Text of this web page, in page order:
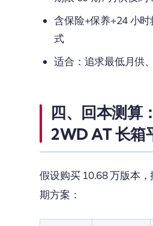
含保险+保养+24 小
式
适合：追求最低月供
四、回本测算
2WD AT 长箱
假设购买 10.68 万版本
期方案：